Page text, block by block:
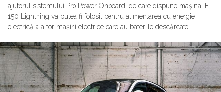
ajutorul sistemului Pro Power Onboard, de care dispune mașina, F-
150 Lightning va putea fi folosit pentru alimentarea cu energie
electrică a altor mașini electrice care au bateriile descărcate.